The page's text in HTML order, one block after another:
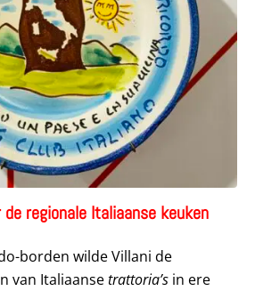
de regionale Italiaanse keuken
borden wilde Villani de
van Italiaansetrattoria’s in ere